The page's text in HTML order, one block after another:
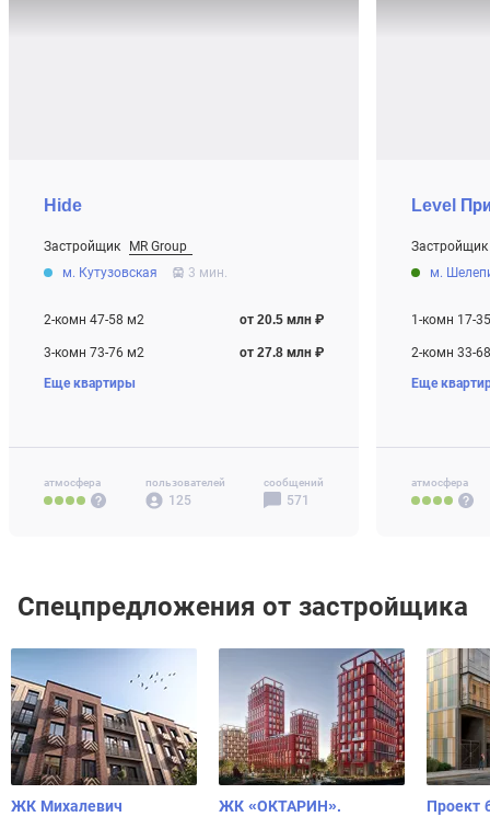
Hide
Застройщик
MR Group
От 20.5 млн ₽
Строится
м. Кутузовская 3 мин.
2-комн 47-58 м2 от 20.5 млн ₽
3-комн 73-76 м2 от 27.8 млн ₽
4-комн+ 97 м2
Еще квартиры
атмосфера пользователей
125
сообщений
571
Level
Застройщик
От 9.7 млн ₽
Строится
м.
1-комн 17-
2-комн 33-
3-комн 58-
Своб. план.
Еще
атмосфера
Спецпредложения от застройщика
ЖК Михалевич
ЖК «ОКТАРИН».
Проект